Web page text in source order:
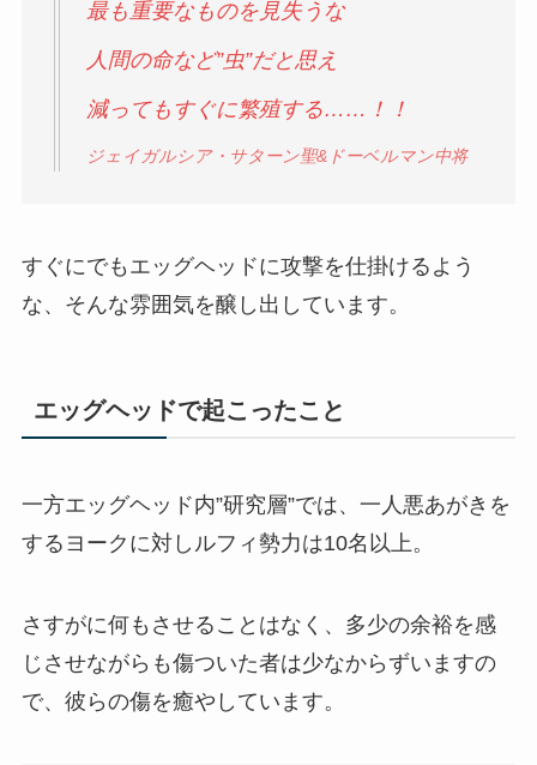
最も重要なものを見失うな
人間の命など”虫”だと思え
減ってもすぐに繁殖する……！！
ジェイガルシア・サターン聖&ドーベルマン中将
すぐにでもエッグヘッドに攻撃を仕掛けるよう
な、そんな雰囲気を醸し出しています。
エッグヘッドで起こったこと
一方エッグヘッド内”研究層”では、一人悪あがきを
するヨークに対しルフィ勢力は10名以上。
さすがに何もさせることはなく、多少の余裕を感
じさせながらも傷ついた者は少なからずいますの
で、彼らの傷を癒やしています。